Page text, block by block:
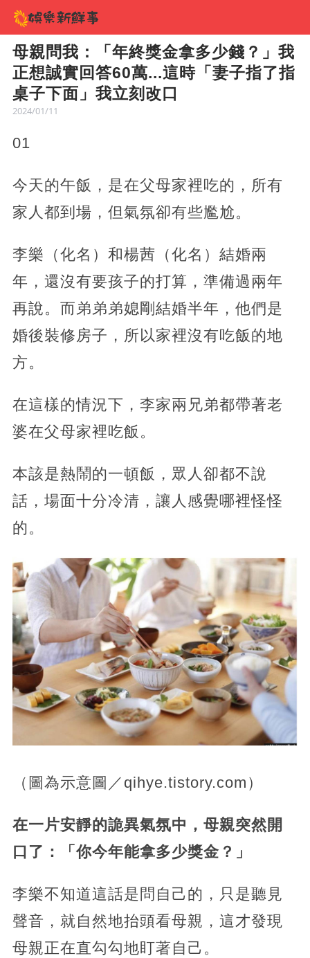
母親問我：「年終獎金拿多少錢？」我
正想誠實回答60萬...這時「妻子指了指
桌子下面」我立刻改口
2024/01/11
01
今天的午飯，是在父母家裡吃的，所有
家人都到場，但氣氛卻有些尷尬。
李樂（化名）和楊茜（化名）結婚兩
年，還沒有要孩子的打算，準備過兩年
再說。而弟弟弟媳剛結婚半年，他們是
婚後裝修房子，所以家裡沒有吃飯的地
方。
在這樣的情況下，李家兩兄弟都帶著老
婆在父母家裡吃飯。
本該是熱鬧的一頓飯，眾人卻都不說
話，場面十分冷清，讓人感覺哪裡怪怪
的。
（圖為示意圖／qihye.tistory.com）
在一片安靜的詭異氣氛中，母親突然開
口了：「你今年能拿多少獎金？」
李樂不知道這話是問自己的，只是聽見
聲音，就自然地抬頭看母親，這才發現
母親正在直勾勾地盯著自己。